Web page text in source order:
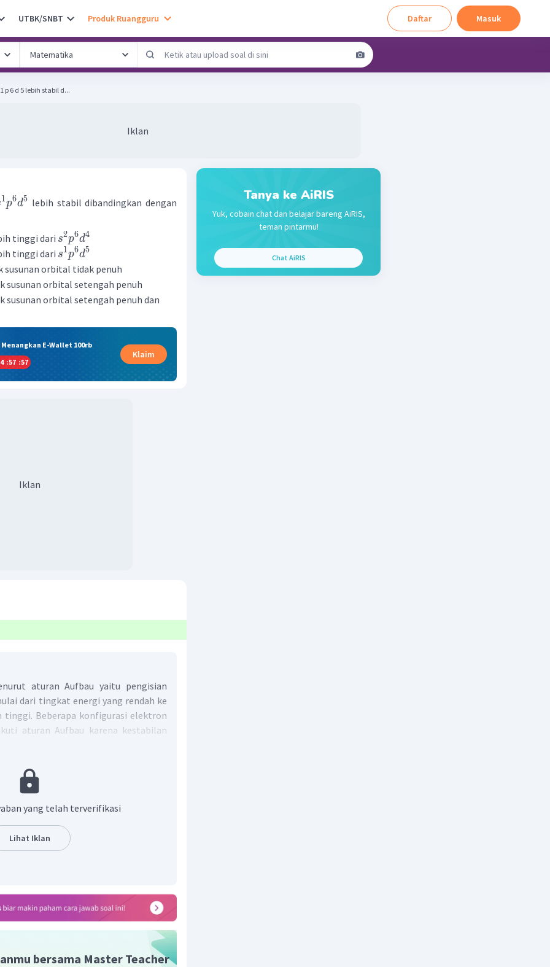
UTBK/SNBT Produk Ruangguru Daftar Masuk
p 6 d 5 lebih stabil d...
Iklan
1p6d5 lebih stabil dibandingkan dengan
tinggi dari s2p6d4
tinggi dari s1p6d5
susunan orbital tidak penuh
susunan orbital setengah penuh
susunan orbital setengah penuh dan
E-Wallet 100rb
:57 :57
Klaim
Iklan
aturan Aufbau yaitu pengisian
dari tingkat energi yang rendah ke
Beberapa konfigurasi elektron
aturan Aufbau karena kestabilan
s = 1 orbital, p = 3 orbital, d = 5
Setiap orbital masing-masing diisi 2
elektron penuh untuk s = 2 elektron, p
setengah penuh,
yang telah terverifikasi
Lihat Iklan
bersama Master Teacher
Tanya ke AiRIS
Yuk, cobain chat dan belajar bareng AiRIS,
teman pintarmu!
Chat AiRIS